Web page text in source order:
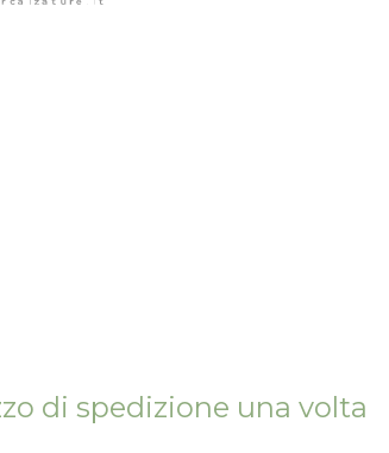
di spedizione una volta